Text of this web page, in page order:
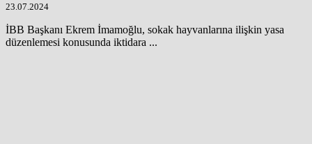
23.07.2024
İBB Başkanı Ekrem İmamoğlu, sokak hayvanlarına ilişkin yasa
düzenlemesi konusunda iktidara ...